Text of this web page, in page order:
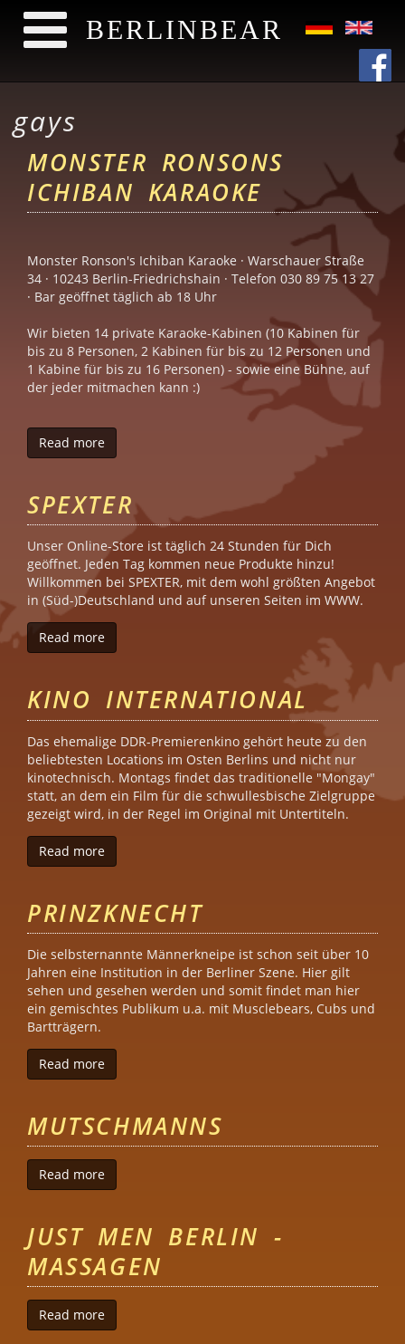
BERLINBEAR
gays
MONSTER RONSONS
ICHIBAN KARAOKE
Monster Ronson's Ichiban Karaoke · Warschauer Straße
34 · 10243 Berlin-Friedrichshain · Telefon 030 89 75 13 27
· Bar geöffnet täglich ab 18 Uhr
Wir bieten 14 private Karaoke-Kabinen (10 Kabinen für
bis zu 8 Personen, 2 Kabinen für bis zu 12 Personen und
1 Kabine für bis zu 16 Personen) - sowie eine Bühne, auf
der jeder mitmachen kann :)
Read more about Monster Ronsons Ichiban Karaoke
SPEXTER
Unser Online-Store ist täglich 24 Stunden für Dich
geöffnet. Jeden Tag kommen neue Produkte hinzu!
Willkommen bei SPEXTER, mit dem wohl größten Angebot
in (Süd-)Deutschland und auf unseren Seiten im WWW.
Read more
KINO INTERNATIONAL
Das ehemalige DDR-Premierenkino gehört heute zu den
beliebtesten Locations im Osten Berlins und nicht nur
kinotechnisch. Montags findet das traditionelle "Mongay"
statt, an dem ein Film für die schwullesbische Zielgruppe
gezeigt wird, in der Regel im Original mit Untertiteln.
Read more
PRINZKNECHT
Die selbsternannte Männerkneipe ist schon seit über 10
Jahren eine Institution in der Berliner Szene. Hier gilt
sehen und gesehen werden und somit findet man hier
ein gemischtes Publikum u.a. mit Musclebears, Cubs und
Bartträgern.
Read more
MUTSCHMANNS
Read more
JUST MEN BERLIN -
MASSAGEN
Read more